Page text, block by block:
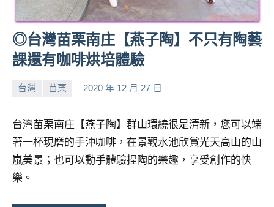
◎台灣苗栗南庄【燕子陶】不只有陶藝
課還有咖啡烘培體驗
台灣 苗栗 2020 年 12 月 27 日
小
No
台灣苗栗南庄【燕子陶】群山環繞很是清新，您可以端
著一杯現磨的手沖咖啡，在景觀水池欣賞光天高山的山
嵐美景；也可以動手體驗捏陶的樂趣，享受創作的快
樂。